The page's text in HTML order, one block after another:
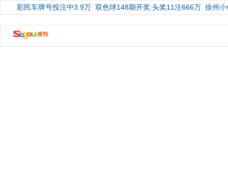
彩民车牌号投注中3.9万 双色球148期开奖:头奖11注666万 徐州